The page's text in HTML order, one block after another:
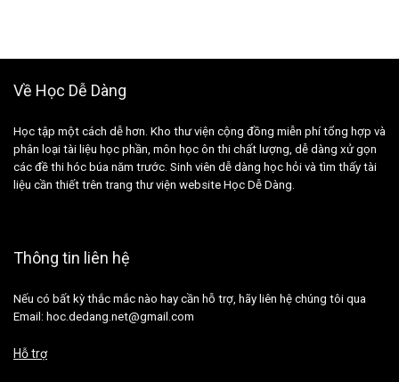
Về Học Dễ Dàng
Học tập một cách dễ hơn. Kho thư viện cộng đồng miễn phí tổng hợp và
phân loại tài liệu học phần, môn học ôn thi chất lượng, dễ dàng xử gọn
các đề thi hóc búa năm trước. Sinh viên dễ dàng học hỏi và tìm thấy tài
liệu cần thiết trên trang thư viện website Học Dễ Dàng.
Thông tin liên hệ
Nếu có bất kỳ thắc mắc nào hay cần hỗ trợ, hãy liên hệ chúng tôi qua
Email: hoc.dedang.net@gmail.com
Hỗ trợ